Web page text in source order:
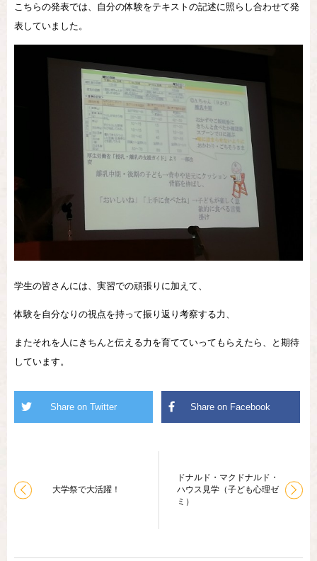
こちらの発表では、自分の体験をテキストの記述に照らし合わせて発
表していました。
学生の皆さんには、実習での頑張りに加えて、
体験を自分なりの視点を持って振り返り考察する力、
またそれを人にきちんと伝える力を育てていってもらえたら、と期待
しています。
大学祭で大活躍！
ドナルド・マクドナルド・
ハウス見学（子ども心理ゼ
ミ）